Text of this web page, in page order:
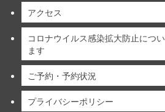
アクセス
コロナウイルス感染拡大防止につ
ます
ご予約・予約状況
プライバシーポリシー